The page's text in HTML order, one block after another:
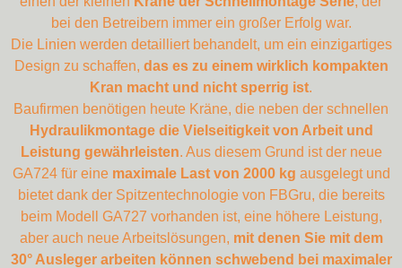
bei den Betreibern immer ein großer Erfolg war.
Die Linien werden detailliert behandelt, um ein einzigartiges
Design zu schaffen, das es zu einem wirklich kompakten
Kran macht und nicht sperrig ist.
Baufirmen benötigen heute Kräne, die neben der schnellen
Hydraulikmontage die Vielseitigkeit von Arbeit und
Leistung gewährleisten. Aus diesem Grund ist der neue
GA724 für eine maximale Last von 2000 kg ausgelegt und
bietet dank der Spitzentechnologie von FBGru, die bereits
beim Modell GA727 vorhanden ist, eine höhere Leistung,
aber auch neue Arbeitslösungen, mit denen Sie mit dem
30° Ausleger arbeiten können schwebend bei maximaler